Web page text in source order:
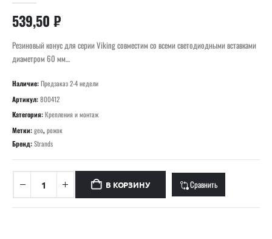
539,50 ₽
Резиновый конус для серии Viking совместим со всеми светодиодными вставками
диаметром 60 мм…
Наличие:Предзаказ 2-4 недели
Артикул:800412
Категория:Крепления и монтаж
Метки:geo,рожок
Бренд:Strands
В КОРЗИНУ Сравнить